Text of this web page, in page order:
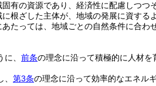
有の資源であり、経済性に配慮しつつ
根ざした主体が、地域の発展に資する
たっては、地域ごとの自然条件に合
、 前条の理念に沿って積極的に人材を
第3条の理念に沿って効率的なエネル